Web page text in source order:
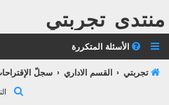
منتدى تجربتي
الأسئلة المتكررة
تجربتي القسم الاداري سجلّ